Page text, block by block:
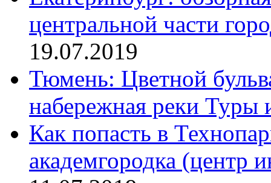
центральной части
19.07.2019
Тюмень: Цветной
набережная реки
Как попасть в
академгородка (центр